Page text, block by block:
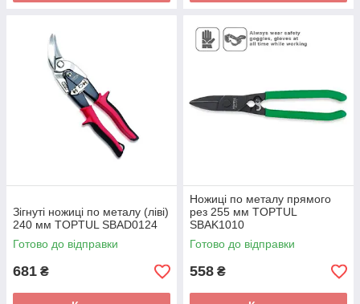
Зігнуті ножиці по металу (ліві)
240 мм TOPTUL SBAD0124
Готово до відправки
681 ₴
Ножиці по металу прямого
рез 255 мм TOPTUL
SBAK1010
Готово до відправки
558 ₴